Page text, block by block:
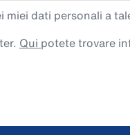
miei dati personali a
Qui potete trovare